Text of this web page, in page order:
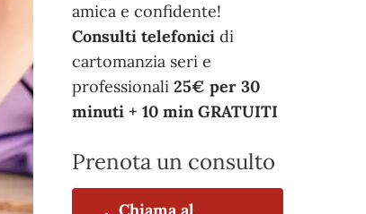
amica e confidente!
Consulti telefonici di
cartomanzia seri e
professionali 25€ per 30
minuti + 10 min GRATUITI
Prenota un consulto